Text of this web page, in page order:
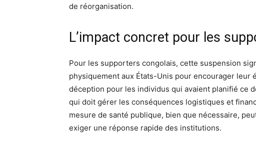
de réorganisation.
L’impact concret pour les
Pour les supporters congolais, cette suspension
physiquement aux États-Unis pour encourager leur
déception pour les individus qui avaient planifié ce
qui doit gérer les conséquences logistiques et
mesure de santé publique, bien que nécessaire,
exiger une réponse rapide des institutions.